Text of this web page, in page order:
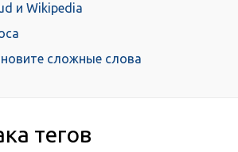
и Wikipedia
сложные слова
тегов